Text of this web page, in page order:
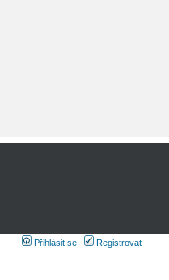
Přihlásit se Registrovat